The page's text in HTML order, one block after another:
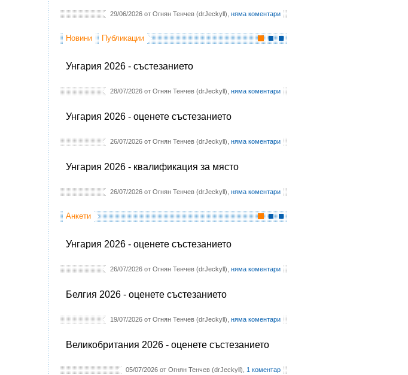
29/06/2026 от Огнян Тенчев (drJeckyll), няма коментари
Новини Публикации
Унгария 2026 - състезанието
28/07/2026 от Огнян Тенчев (drJeckyll), няма коментари
Унгария 2026 - оценете състезанието
26/07/2026 от Огнян Тенчев (drJeckyll), няма коментари
Унгария 2026 - квалификация за място
26/07/2026 от Огнян Тенчев (drJeckyll), няма коментари
Анкети
Унгария 2026 - оценете състезанието
26/07/2026 от Огнян Тенчев (drJeckyll), няма коментари
Белгия 2026 - оценете състезанието
19/07/2026 от Огнян Тенчев (drJeckyll), няма коментари
Великобритания 2026 - оценете състезанието
05/07/2026 от Огнян Тенчев (drJeckyll), 1 коментар